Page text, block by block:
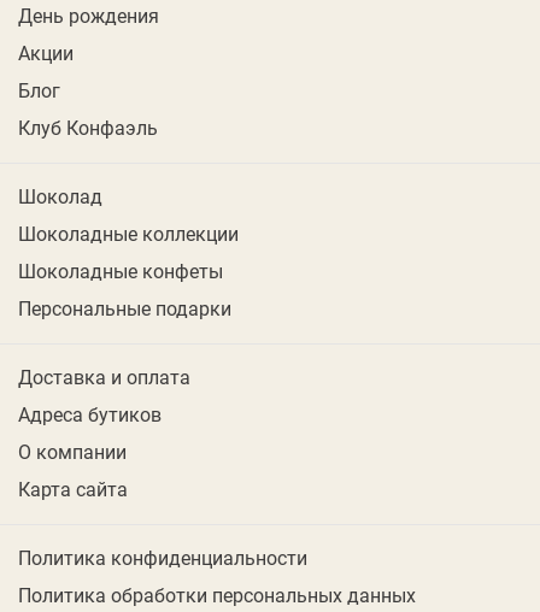
День рождения
Акции
Блог
Клуб Конфаэль
Шоколад
Шоколадные коллекции
Шоколадные конфеты
Персональные подарки
Доставка и оплата
Адреса бутиков
О компании
Карта сайта
Политика конфиденциальности
Политика обработки персональных данных